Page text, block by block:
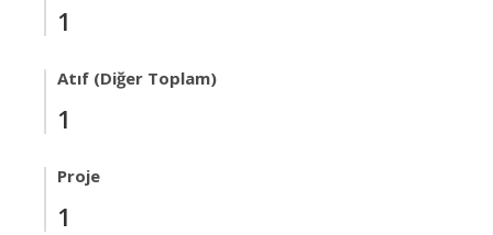
1
Atıf (Diğer Toplam)
1
Proje
1